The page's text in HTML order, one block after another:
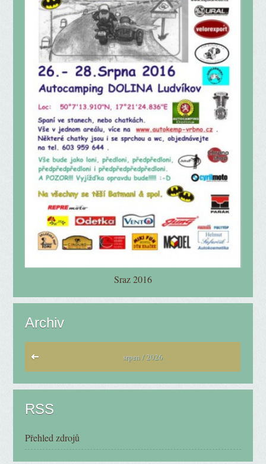
Sraz 2016
Archiv
srpen / 2026
RSS
Přehled zdrojů